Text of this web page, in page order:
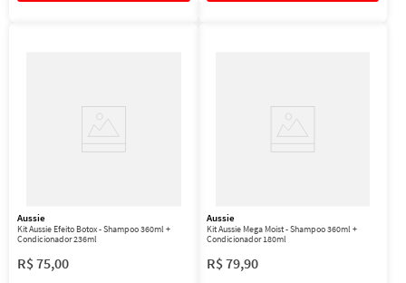
Aussie
Kit Aussie Efeito Botox - Shampoo 360ml +
Condicionador 236ml
R$75,00
Aussie
Kit Aussie Mega Moist - Shampoo 360ml +
Condicionador 180ml
R$79,90